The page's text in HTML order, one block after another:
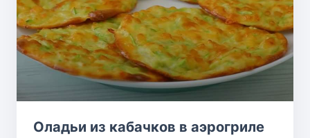
Оладьи из кабачков в аэрогриле